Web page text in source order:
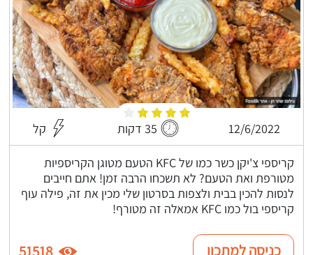
12/6/2022 35 דקות קל
קריספי צ'יקן כשר כמו של KFC הטעם מטוגן הקריספיות
מטורפת ואת הטעם? לא תשכחו הרבה זמן! אתם חייבים
לנסות להכין בבית ולצפות בסרטון שלי מכין את זה, פילה עוף
קריספי בול כמו KFC אמאלה זה מטורף!
כניסה למתכון